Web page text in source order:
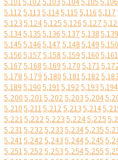
5,1125,1135,1145,1155,1165,117
5,1235,1245,1255,1265,127
5,1345,1355,1365,1375,1385,139
5,1455,1465,1475,1485,1495,150
5,1565,1575,1585,1595,1605,161
5,1675,1685,1695,1705,171
5,1785,1795,1805,1815,1825,183
5,1895,1905,1915,1925,1935,194
5,2005,2015,2025,2035,204
5,2105,2115,2125,2135,214
5,2215,2225,2235,2245,225
5,2315,2325,2335,2345,235
5,2415,2425,2435,2445,245
5,2515,2525,2535,2545,255